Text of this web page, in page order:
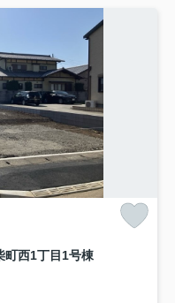
西1丁目 1号棟